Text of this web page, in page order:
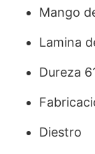
Mango
Lamina
Dureza
Diestro